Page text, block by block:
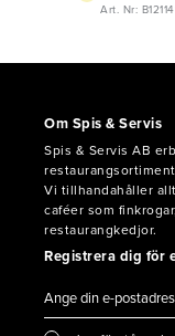
Art. Nr:
Om Spis & Servis
Spis & Servis AB
Vi tillhandahåller
caféer som
restaurangkedjor.
Registrera dig för